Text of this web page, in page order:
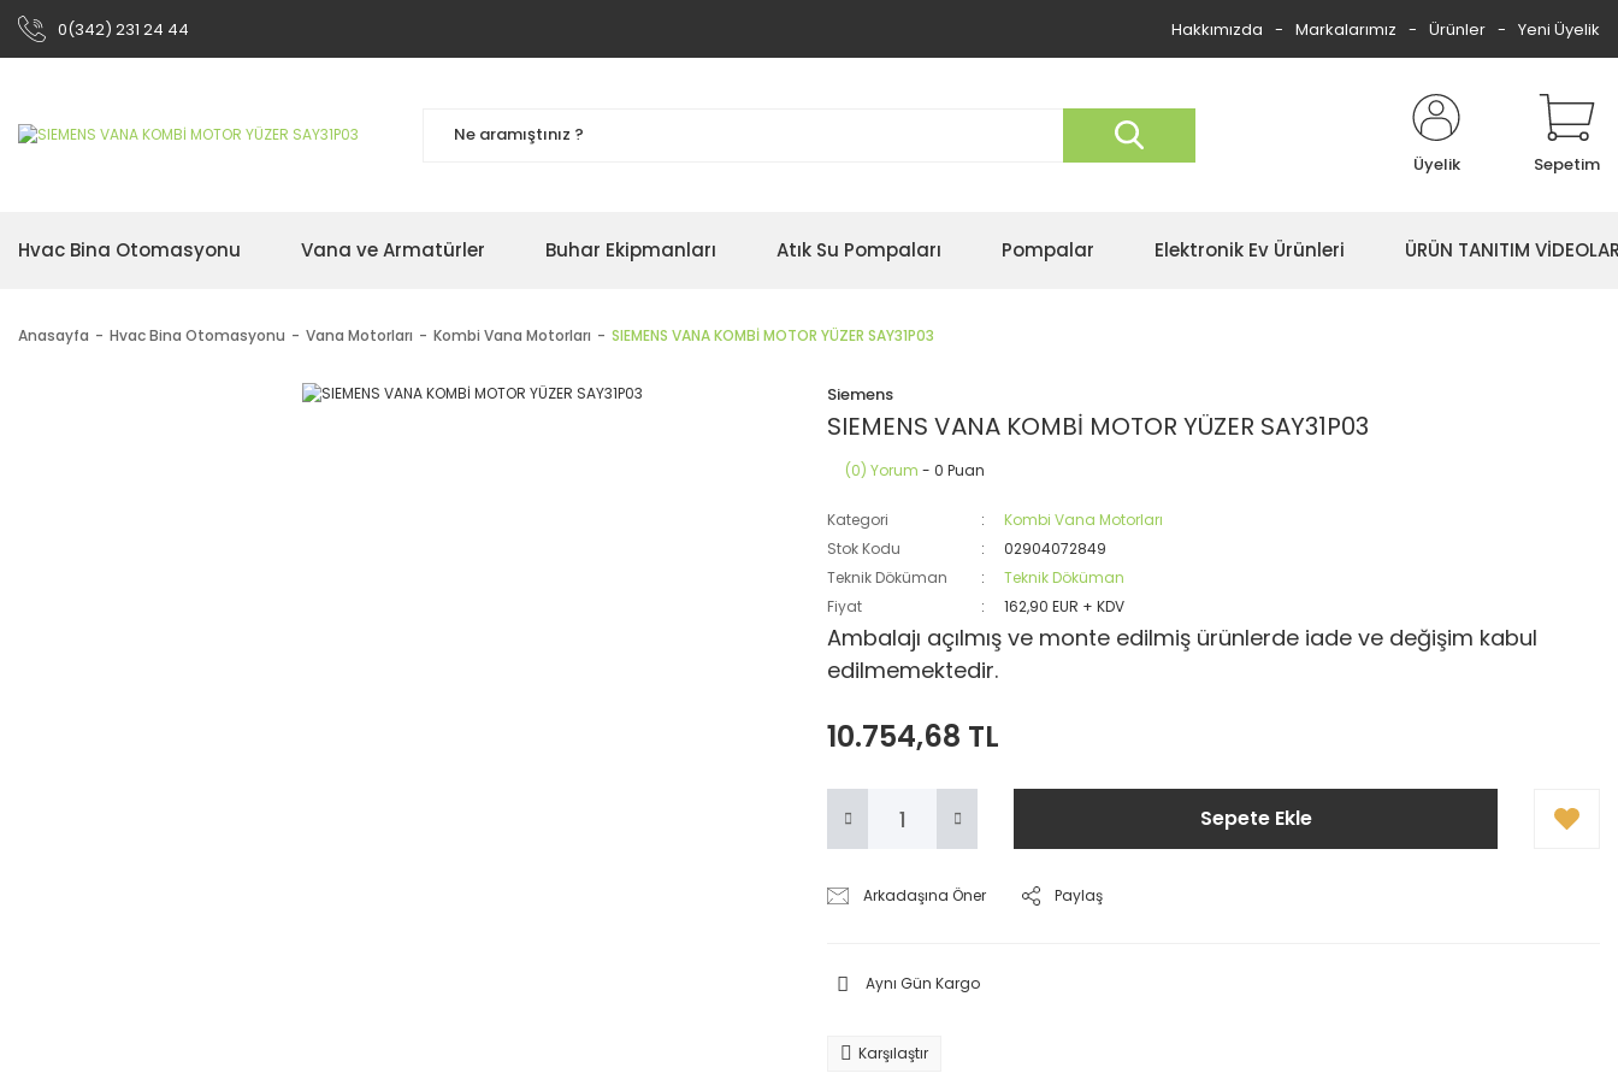
0(342) 231 24 44 Hakkımızda Markalarımız Ürünler Yeni Üyelik
Üyelik Sepetim
Hvac Bina Otomasyonu Vana ve Armatürler Buhar Ekipmanları Atık Su Pompaları Pompalar Elektronik Ev Ürünleri ÜRÜN TANITIM
Anasayfa Hvac Bina Otomasyonu Vana Motorları Kombi Vana Motorları SIEMENS VANA KOMBİ MOTOR YÜZER SAY31P03
Siemens
SIEMENS VANA KOMBİ MOTOR YÜZER SAY31P03
(0) Yorum - 0 Puan
Kategori
Kombi Vana Motorları
Stok Kodu
02904072849
Teknik Döküman
Teknik Döküman
Fiyat
162,90 EUR + KDV
Ambalajı açılmış ve monte edilmiş ürünlerde iade ve değişim kabul
edilmemektedir.
10.754,68 TL
Sepete Ekle
Arkadaşına Öner Paylaş
Aynı Gün Kargo
Karşılaştır